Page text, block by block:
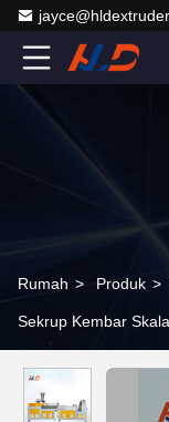
Rumah > Produk >
Sekrup Kembar